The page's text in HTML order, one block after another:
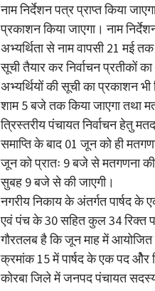
नाम निर्देशन पत्र प्राप्त किया
प्रकाशन किया जाएगा। नाम
अभ्यर्थिता से नाम वापसी 21 मई
सूची तैयार कर निर्वाचन प्रतीकों
अभ्यर्थियों की सूची का प्रकाशन
शाम 5 बजे तक किया जाएगा तथा
त्रिस्तरीय पंचायत निर्वाचन हेतु
समाप्ति के बाद 01 जून को ही
जून को प्रातः 9 बजे से मतगणना
सुबह 9 बजे से की जाएगी।
नगरीय निकाय के अंतर्गत पार्षद
एवं पंच के 30 सहित कुल 34 रिक्त
गौरतलब है कि जून माह में आयोजित
क्रमांक 15 में पार्षद के एक पद ओैर
कोरबा जिले में जनपद पंचायत